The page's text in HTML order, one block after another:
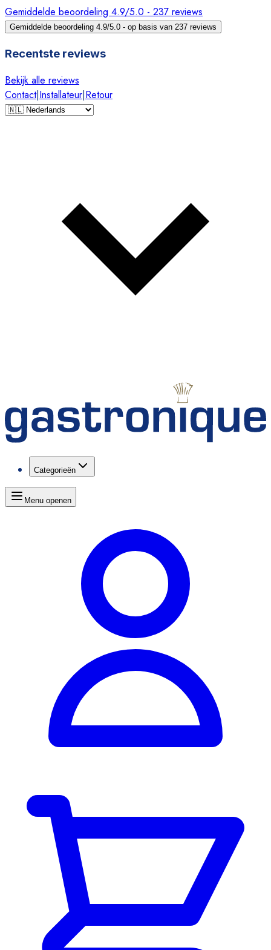
Gemiddelde beoordeling 4.9/5.0 - 237 reviews
Gemiddelde beoordeling 4.9/5.0 - op basis van 237 reviews
Recentste reviews
Bekijk alle reviews
Contact|Installateur|Retour
Categorieën
Menu openen